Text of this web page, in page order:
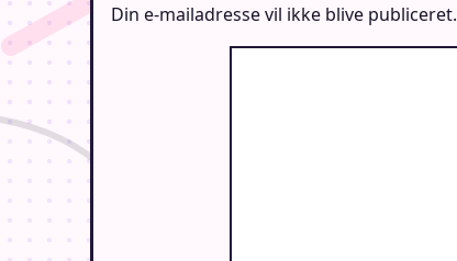
Din e-mailadresse vil ikke blive publiceret.